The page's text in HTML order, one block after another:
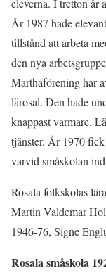
eleverna. I tretton år
År 1987 hade
tillstånd att arbeta
den nya
Marthaförening har
lärosal. Den hade
knappast varmare.
tjänster. År 1970
varvid småskolan
Rosala folkskolas
Martin Valdemar
1946-76, Signe
Rosala småskola